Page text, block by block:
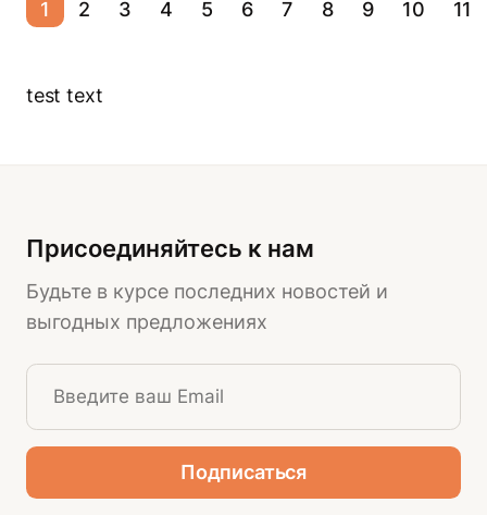
1 2 3 4 5 6 7 8 9 10 11
test text
Присоединяйтесь к нам
Будьте в курсе последних новостей и
выгодных предложениях